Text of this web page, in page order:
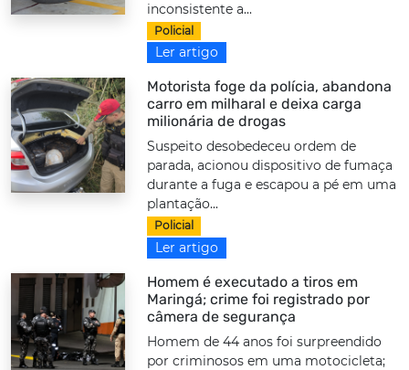
inconsistente a...
Policial
Ler artigo
Motorista foge da polícia, abandona
carro em milharal e deixa carga
milionária de drogas
Suspeito desobedeceu ordem de
parada, acionou dispositivo de fumaça
durante a fuga e escapou a pé em uma
plantação...
Policial
Ler artigo
Homem é executado a tiros em
Maringá; crime foi registrado por
câmera de segurança
Homem de 44 anos foi surpreendido
por criminosos em uma motocicleta;